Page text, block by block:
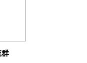
群